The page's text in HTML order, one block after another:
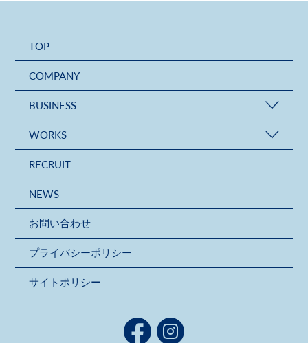
TOP
COMPANY
BUSINESS
WORKS
RECRUIT
NEWS
お問い合わせ
プライバシーポリシー
サイトポリシー